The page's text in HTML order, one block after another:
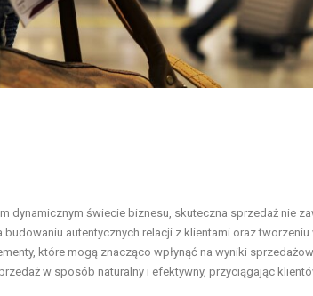
dynamicznym świecie biznesu, skuteczna sprzedaż nie
budowaniu autentycznych relacji z klientami oraz
które mogą znacząco wpłynąć na wyniki
w sposób naturalny i efektywny, przyciągając